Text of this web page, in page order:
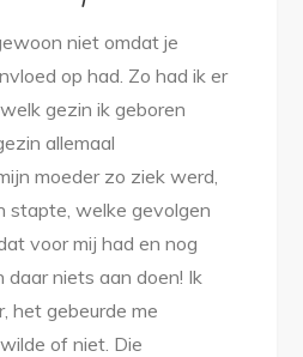
niet omdat je
op had. Zo had ik er
gezin ik geboren
allemaal
moeder zo ziek werd,
stapte, welke gevolgen
voor mij had en nog
daar niets aan doen! Ik
het gebeurde me
of niet. Die